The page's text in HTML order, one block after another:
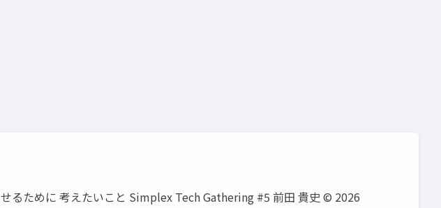
ために 考えたいこと Simplex Tech Gathering #5 前田 貴史 ©️ 2026